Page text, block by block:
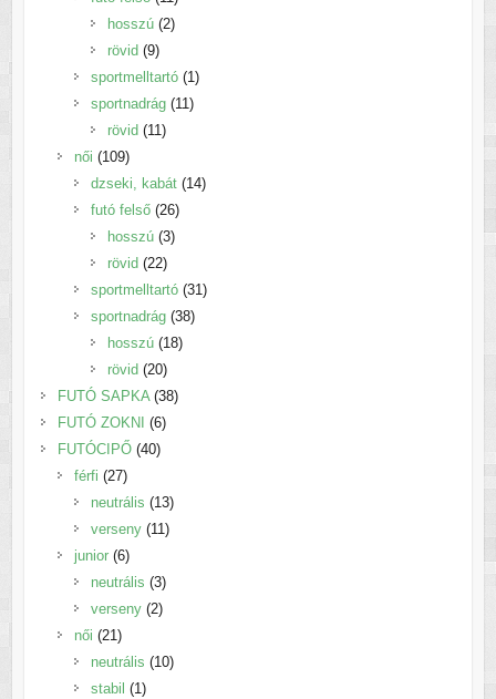
termék
hosszú 22
rövid 99
termék
sportmelltartó 11
termék
sportnadrág 1111
rövid 1111
női 109109
termék
dzseki, kabát 1414
futó felső 2626
termék
hosszú 33
rövid 2222
termék
sportmelltartó 3131
sportnadrág 3838
hosszú 1818
rövid 2020
termék
FUTÓ SAPKA 3838
FUTÓ ZOKNI 66
termék
FUTÓCIPŐ 4040
férfi 2727
termék
neutrális 1313
termék
verseny 1111
junior 66
termék
neutrális 33
termék
verseny 22
női 2121
termék
neutrális 1010
stabil 11